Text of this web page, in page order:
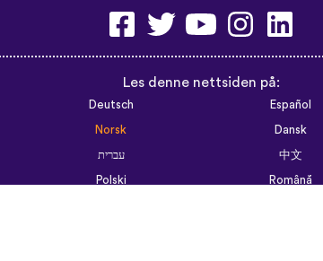
Les denne nettsiden på:
Deutsch Español
Norsk
Dansk
עברית
中文
Polski
Română